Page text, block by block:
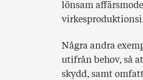
lönsam
Några andra
utifrån behov, så
skydd, samt